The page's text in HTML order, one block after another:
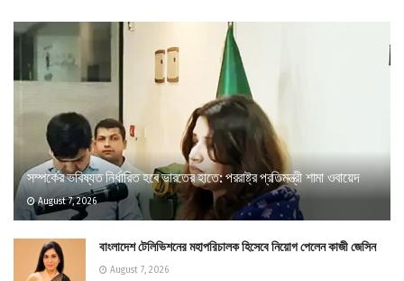
সম্পর্কের ভবিষ্যত নির্ধারিত হবে ভারতের হাতে: পররাষ্ট্র প্রতিমন্ত্রী শামা ওবায়েদ
August 7, 2026
বাংলাদেশ টেলিভিশনের মহাপরিচালক হিসেবে নিয়োগ পেলেন কাজী জেসিন
August 7, 2026